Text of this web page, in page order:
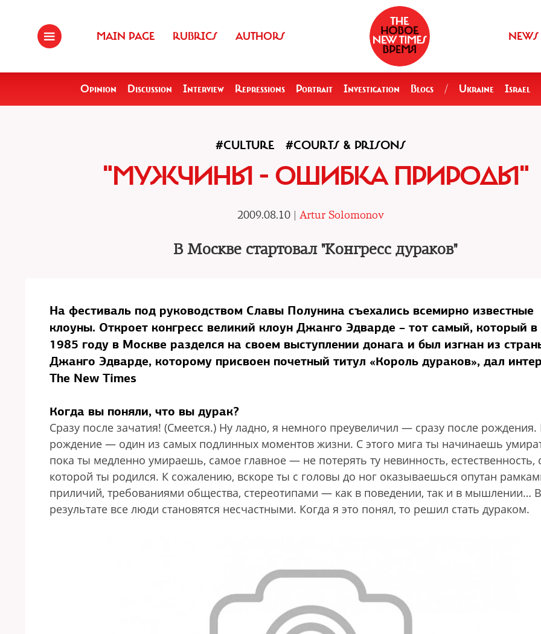
MAIN PAGE RUBRICS AUTHORS NEWS
Opinion Discussion Interview Repressions Portrait Investigation Blogs / Ukraine Israel
#CULTURE #COURTS & PRISONS
"МУЖЧИНЫ - ОШИБКА ПРИРОДЫ"
2009.08.10 | Artur Solomonov
В Москве стартовал "Конгресс дураков"
На фестиваль под руководством Славы Полунина съехались всемирно известные
клоуны. Откроет конгресс великий клоун Джанго Эдварде – тот самый, который в
1985 году в Москве разделся на своем выступлении донага и был изгнан из
Джанго Эдварде, которому присвоен почетный титул «Король дураков», дал
The New Times
Когда вы поняли, что вы дурак?
Сразу после зачатия! (Смеется.) Ну ладно, я немного преувеличил — сразу после рождения.
рождение — один из самых подлинных моментов жизни. С этого мига ты начинаешь
пока ты медленно умираешь, самое главное — не потерять ту невинность, естественность,
которой ты родился. К сожалению, вскоре ты с головы до ног оказываешься опутан
приличий, требованиями общества, стереотипами — как в поведении, так и в мышлении… В
результате все люди становятся несчастными. Когда я это понял, то решил стать дураком.